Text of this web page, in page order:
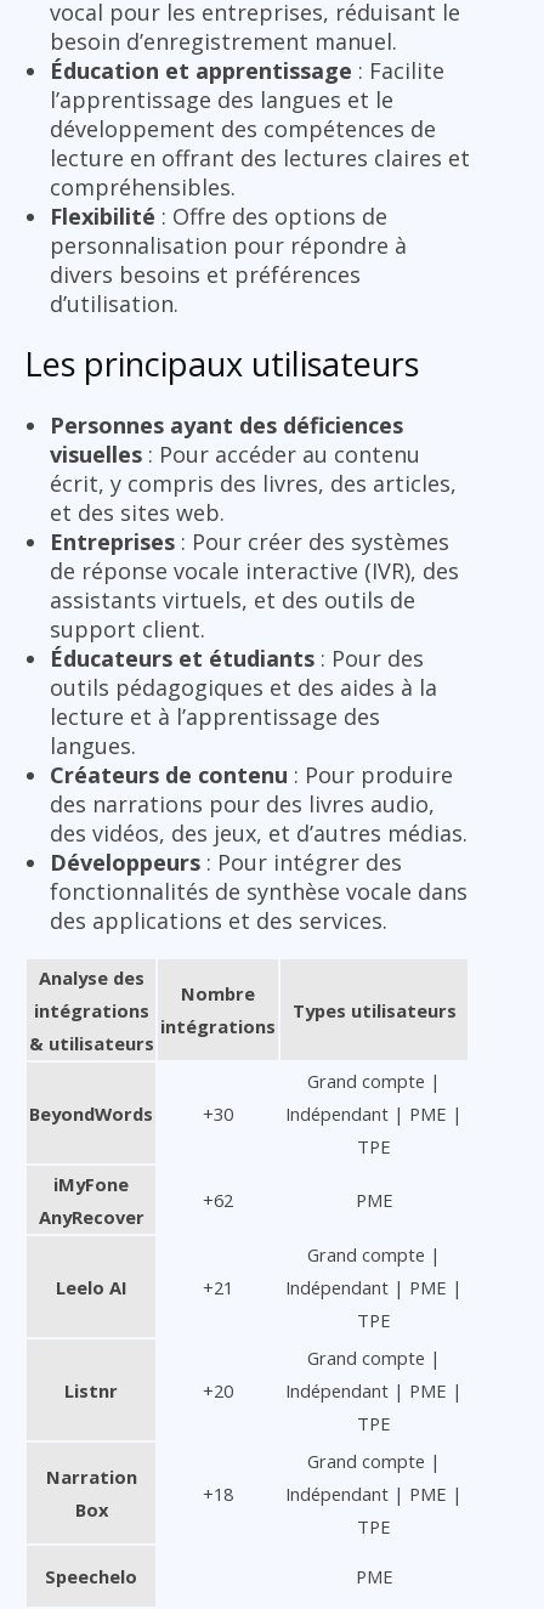
vocal pour les entreprises, réduisant le
besoin d’enregistrement manuel.
Éducation et apprentissage : Facilite
l’apprentissage des langues et le
développement des compétences de
lecture en offrant des lectures claires et
compréhensibles.
Flexibilité : Offre des options de
personnalisation pour répondre à
divers besoins et préférences
d’utilisation.
Les principaux utilisateurs
Personnes ayant des déficiences
visuelles : Pour accéder au contenu
écrit, y compris des livres, des articles,
et des sites web.
Entreprises : Pour créer des systèmes
de réponse vocale interactive (IVR), des
assistants virtuels, et des outils de
support client.
Éducateurs et étudiants : Pour des
outils pédagogiques et des aides à la
lecture et à l’apprentissage des
langues.
Créateurs de contenu : Pour produire
des narrations pour des livres audio,
des vidéos, des jeux, et d’autres médias.
Développeurs : Pour intégrer des
fonctionnalités de synthèse vocale dans
des applications et des services.
Analyse des
intégrations
& utilisateurs
Nombre
intégrations
Types utilisateurs
BeyondWords +30
Grand compte |
Indépendant | PME |
TPE
iMyFone
AnyRecover
+62 PME
Leelo AI +21
Grand compte |
Indépendant | PME |
TPE
Listnr +20
Grand compte |
Indépendant | PME |
TPE
Narration
Box
+18
Grand compte |
Indépendant | PME |
TPE
Speechelo PME